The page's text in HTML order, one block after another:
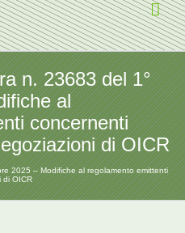
n. 23683 del 1°
al
concernenti
di OICR
2025 – Modifiche al regolamento emittenti
di OICR